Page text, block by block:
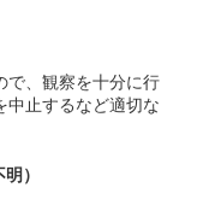
で、観察を十分に行
中止するなど適切な
）